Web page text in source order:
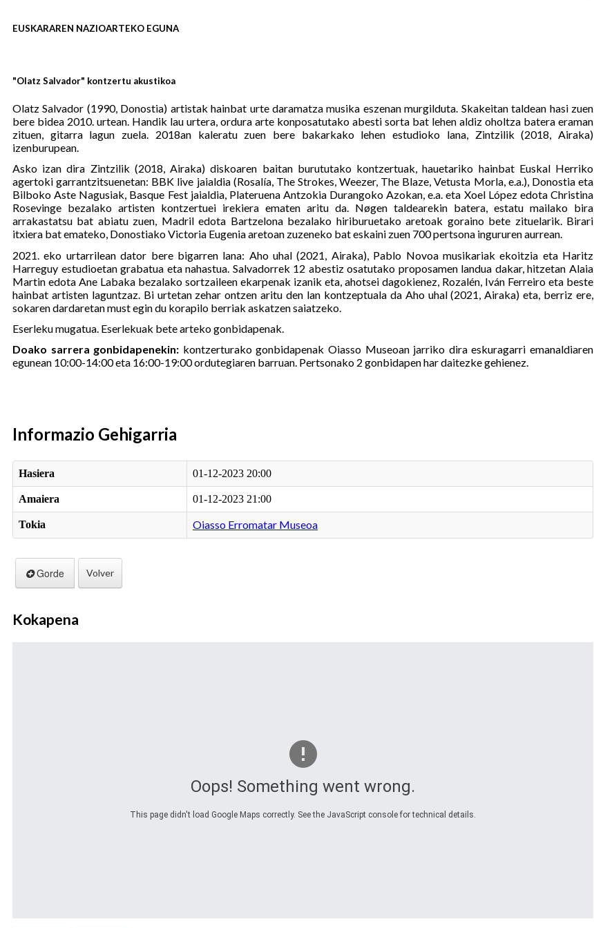
EUSKARAREN NAZIOARTEKO EGUNA
"Olatz Salvador" kontzertu akustikoa
Olatz Salvador (1990, Donostia) artistak hainbat urte daramatza musika eszenan murgilduta. Skakeitan taldean hasi zuen
bere bidea 2010. urtean. Handik lau urtera, ordura arte konposatutako abesti sorta bat lehen aldiz oholtza batera eraman
zituen, gitarra lagun zuela. 2018an kaleratu zuen bere bakarkako lehen estudioko lana, Zintzilik (2018, Airaka)
izenburupean.
Asko izan dira Zintzilik (2018, Airaka) diskoaren baitan burututako kontzertuak, hauetariko hainbat Euskal Herriko
agertoki garrantzitsuenetan: BBK live jaialdia (Rosalía, The Strokes, Weezer, The Blaze, Vetusta Morla, e.a.), Donostia eta
Bilboko Aste Nagusiak, Basque Fest jaialdia, Plateruena Antzokia Durangoko Azokan, e.a. eta Xoel López edota Christina
Rosevinge bezalako artisten kontzertuei irekiera ematen aritu da. Nøgen taldearekin batera, estatu mailako bira
arrakastatsu bat abiatu zuen, Madril edota Bartzelona bezalako hiriburuetako aretoak goraino bete zituelarik. Birari
itxiera bat emateko, Donostiako Victoria Eugenia aretoan zuzeneko bat eskaini zuen 700 pertsona ingururen aurrean.
2021. eko urtarrilean dator bere bigarren lana: Aho uhal (2021, Airaka), Pablo Novoa musikariak ekoitzia eta Haritz
Harreguy estudioetan grabatua eta nahastua. Salvadorrek 12 abestiz osatutako proposamen landua dakar, hitzetan Alaia
Martin edota Ane Labaka bezalako sortzaileen ekarpenak izanik eta, ahotsei dagokienez, Rozalén, Iván Ferreiro eta beste
hainbat artisten laguntzaz. Bi urtetan zehar ontzen aritu den lan kontzeptuala da Aho uhal (2021, Airaka) eta, berriz ere,
sokaren dardaretan must egin du korapilo berriak askatzen saiatzeko.
Eserleku mugatua. Eserlekuak bete arteko gonbidapenak.
Doako sarrera gonbidapenekin: kontzerturako gonbidapenak Oiasso Museoan jarriko dira eskuragarri emanaldiaren
egunean 10:00-14:00 eta 16:00-19:00 ordutegiaren barruan. Pertsonako 2 gonbidapen har daitezke gehienez.
Informazio Gehigarria
Hasiera 01-12-2023 20:00
Amaiera 01-12-2023 21:00
Tokia Oiasso Erromatar Museoa
Gorde Volver
Kokapena
Oops! Something went wrong.
This page didn't load Google Maps correctly. See the JavaScript console for technical details.